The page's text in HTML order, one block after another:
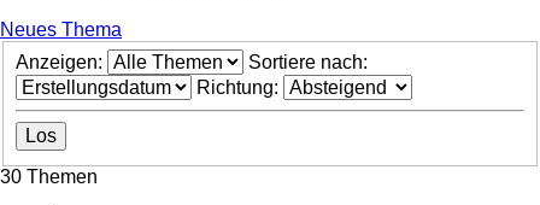
Neues Thema
Anzeigen:
Sortiere nach:
Richtung:
30 Themen